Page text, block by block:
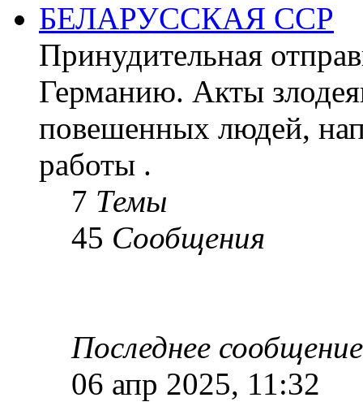
БЕЛАРУССКАЯ ССР
Принудительная
Германию. Акты
повешенных людей,
работы .
7 Темы
45 Сообщения
Последнее сообщение
06 апр 2025, 11:32